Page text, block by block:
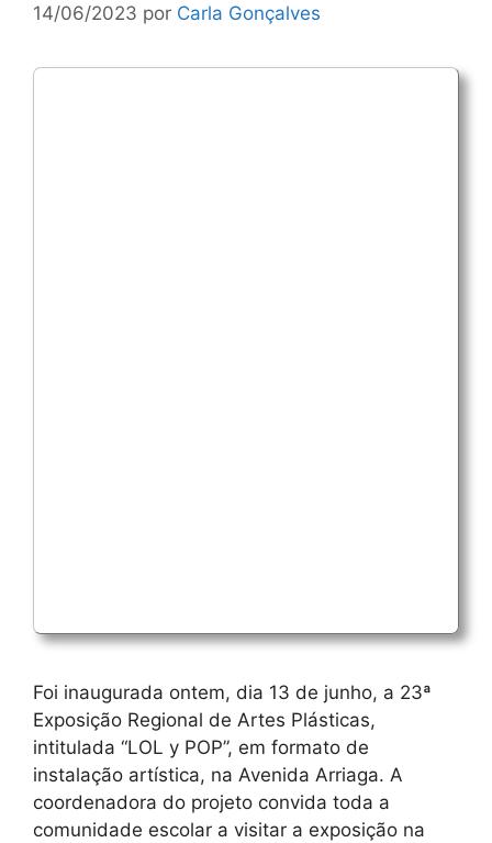
14/06/2023 por Carla Gonçalves
Foi inaugurada ontem, dia 13 de junho, a 23ª
Exposição Regional de Artes Plásticas,
intitulada “LOL y POP”, em formato de
instalação artística, na Avenida Arriaga. A
coordenadora do projeto convida toda a
comunidade escolar a visitar a exposição na